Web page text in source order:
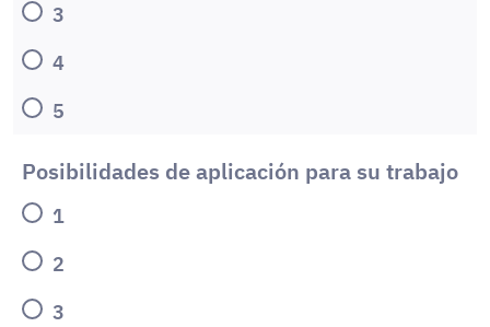
3
4
5
Posibilidades de aplicación para su trabajo
1
2
3